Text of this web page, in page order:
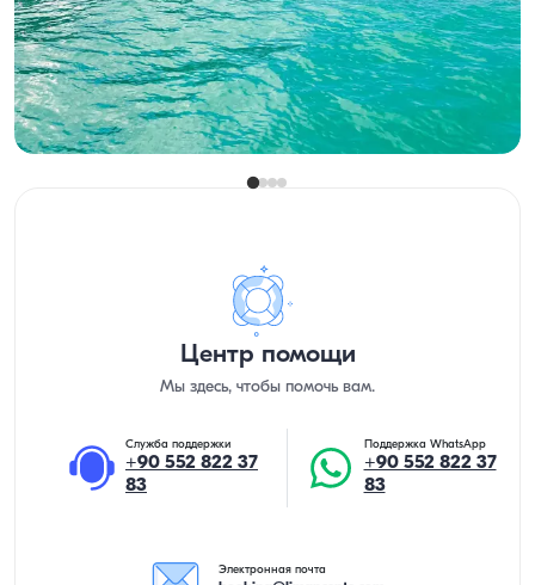
С капитаном
Моторная яхта
Круиз 12 чел. · 18.00m
Минимальная
5.000 TL
Узнать цену и наличие
Центр помощи
Мы здесь, чтобы помочь вам.
Служба поддержки
+90 552 822 37
83
Поддержка WhatsApp
+90 552 822 37
83
Электронная почта